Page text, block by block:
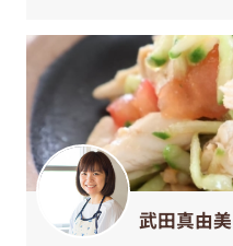
武田真由美